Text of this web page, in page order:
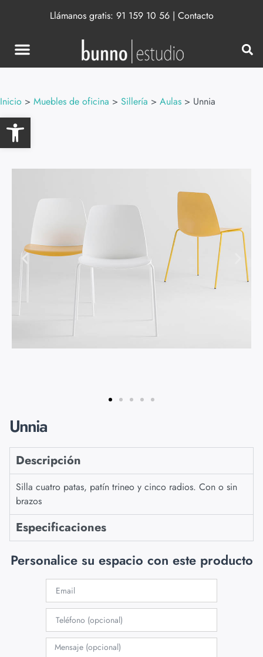
Abrir barra de herramientas
Llámanos gratis: 91 159 10 56| Contacto
Inicio > Muebles de oficina > Sillería > Aulas > Unnia
Unnia
Descripción
Silla cuatro patas, patín trineo y cinco radios. Con o sin
brazos
Especificaciones
Personalice su espacio con este producto